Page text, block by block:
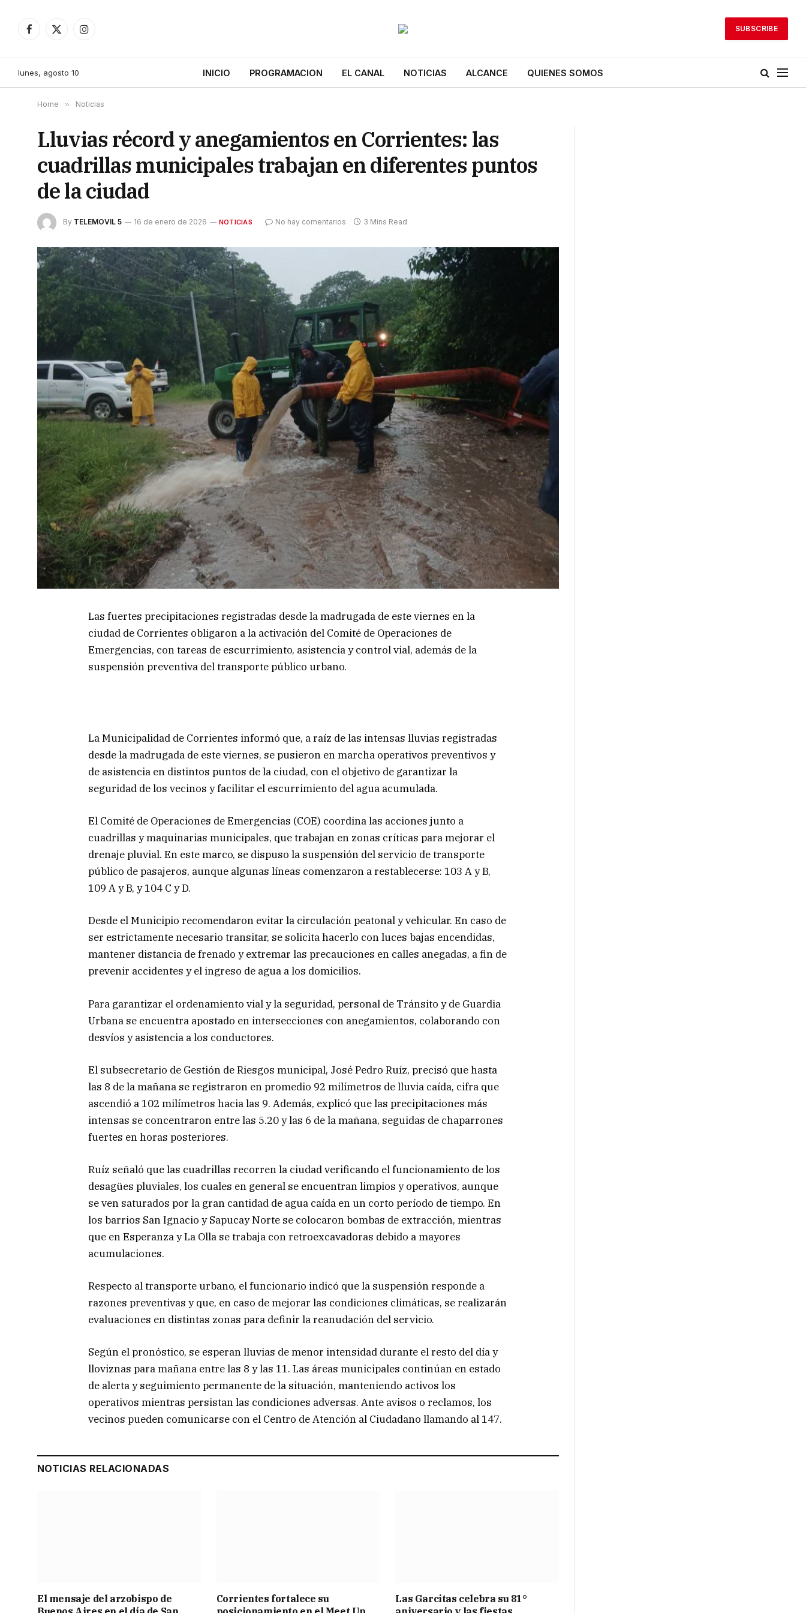
Facebook
X
Instagram
SUBSCRIBE
lunes, agosto 10 INICIO PROGRAMACION EL CANAL NOTICIAS ALCANCE QUIENES SOMOS
Home » Noticias
Lluvias récord y anegamientos en Corrientes: las
cuadrillas municipales trabajan en diferentes puntos
de la ciudad
By TELEMOVIL 5 16 de enero de 2026 NOTICIAS No hay comentarios 3 Mins Read
Las fuertes precipitaciones registradas desde la madrugada de este viernes en la
ciudad de Corrientes obligaron a la activación del Comité de Operaciones de
Emergencias, con tareas de escurrimiento, asistencia y control vial, además de la
suspensión preventiva del transporte público urbano.
La Municipalidad de Corrientes informó que, a raíz de las intensas lluvias registradas
desde la madrugada de este viernes, se pusieron en marcha operativos preventivos y
de asistencia en distintos puntos de la ciudad, con el objetivo de garantizar la
seguridad de los vecinos y facilitar el escurrimiento del agua acumulada.
El Comité de Operaciones de Emergencias (COE) coordina las acciones junto a
cuadrillas y maquinarias municipales, que trabajan en zonas críticas para mejorar el
drenaje pluvial. En este marco, se dispuso la suspensión del servicio de transporte
público de pasajeros, aunque algunas líneas comenzaron a restablecerse: 103 A y B,
109 A y B, y 104 C y D.
Desde el Municipio recomendaron evitar la circulación peatonal y vehicular. En caso de
ser estrictamente necesario transitar, se solicita hacerlo con luces bajas encendidas,
mantener distancia de frenado y extremar las precauciones en calles anegadas, a fin de
prevenir accidentes y el ingreso de agua a los domicilios.
Para garantizar el ordenamiento vial y la seguridad, personal de Tránsito y de Guardia
Urbana se encuentra apostado en intersecciones con anegamientos, colaborando con
desvíos y asistencia a los conductores.
El subsecretario de Gestión de Riesgos municipal, José Pedro Ruíz, precisó que hasta
las 8 de la mañana se registraron en promedio 92 milímetros de lluvia caída, cifra que
ascendió a 102 milímetros hacia las 9. Además, explicó que las precipitaciones más
intensas se concentraron entre las 5.20 y las 6 de la mañana, seguidas de chaparrones
fuertes en horas posteriores.
Ruíz señaló que las cuadrillas recorren la ciudad verificando el funcionamiento de los
desagües pluviales, los cuales en general se encuentran limpios y operativos, aunque
se ven saturados por la gran cantidad de agua caída en un corto período de tiempo. En
los barrios San Ignacio y Sapucay Norte se colocaron bombas de extracción, mientras
que en Esperanza y La Olla se trabaja con retroexcavadoras debido a mayores
acumulaciones.
Respecto al transporte urbano, el funcionario indicó que la suspensión responde a
razones preventivas y que, en caso de mejorar las condiciones climáticas, se realizarán
evaluaciones en distintas zonas para definir la reanudación del servicio.
Según el pronóstico, se esperan lluvias de menor intensidad durante el resto del día y
lloviznas para mañana entre las 8 y las 11. Las áreas municipales continúan en estado
de alerta y seguimiento permanente de la situación, manteniendo activos los
operativos mientras persistan las condiciones adversas. Ante avisos o reclamos, los
vecinos pueden comunicarse con el Centro de Atención al Ciudadano llamando al 147.
NOTICIAS RELACIONADAS
El mensaje del arzobispo de
Corrientes fortalece su
Las Garcitas celebra su 81°